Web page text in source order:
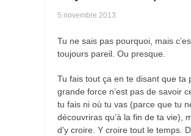
5 novembre 2013
Tu ne sais pas pourquoi, mais
toujours pareil. Ou presque.
Tu fais tout ça en te disant que ta
grande force n’est pas de savoir
tu fais ni où tu vas (parce que tu
découvriras qu’à la fin de ta vie),
d’y croire. Y croire tout le temps.